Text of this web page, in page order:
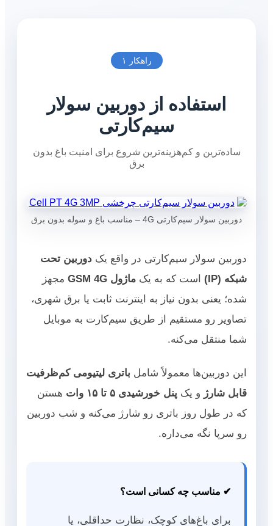
راهکار ۱
استفاده از دوربین سولار
سیم‌کارتی
ساده‌ترین و کم‌هزینه‌ترین شروع برای امنیت باغ بدون
برق
دوربین سولار سیم‌کارتی 4G – مناسب باغ و سوله بدون برق
دوربین سولار سیم‌کارتی در واقع یک دوربین تحت
شبکه (IP)
است که به یک ماژول GSM 4G
مجهز
شده؛ یعنی بدون نیاز به اینترنت ثابت یا برق شهری،
تصاویر رو مستقیم از طریق سیم‌کارت به موبایل
شما منتقل می‌کنه.
این دوربین‌ها معمولاً شامل باتری لیتیومی کم‌ظرفیت
قابل شارژ و یک پنل خورشیدی ۵ تا ۱۵ وات
هستن
که در طول روز باتری رو شارژ می‌کنه و شب دوربین
رو سرپا نگه می‌داره.
✔ مناسب چه کسانی است؟
برای باغ‌های کوچک، نظارت حداقلی، یا